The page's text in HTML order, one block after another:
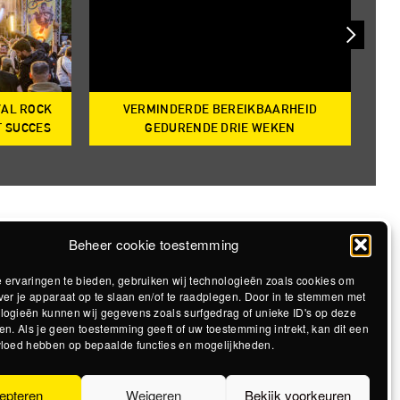
Beheer cookie toestemming
ervaringen te bieden, gebruiken wij technologieën zoals cookies om
je apparaat op te slaan en/of te raadplegen. Door in te stemmen met
kunnen wij gegevens zoals surfgedrag of unieke ID's op deze
Als je geen toestemming geeft of uw toestemming intrekt, kan dit een
hebben op bepaalde functies en mogelijkheden.
Weigeren Bekijk voorkeuren
ROCK
SUCCES
VERMINDERDE BEREIKBAARHEID
GEDURENDE DRIE WEKEN